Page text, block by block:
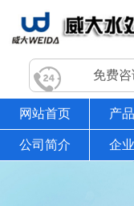
免费咨
网站首页 产
公司简介 企